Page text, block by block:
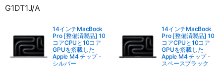
G1DT1J/A
14インチMacBook
Pro [整備済製品] 10
コアCPUと10コア
GPUを搭載した
Apple M4 チップ -
シルバー
14インチMacBook
Pro [整備済製品] 10
コアCPUと10コア
GPUを搭載した
Apple M4 チップ -
スペースブラック